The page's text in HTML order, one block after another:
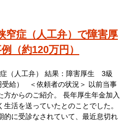
窄症（人工弁）で障害厚
（約120万円）
（人工弁） 結果：障害厚生 3級
受給） ＜依頼者の状況＞ 以前当事
からのご紹介。 長年厚生年金加入
活を送っていたとのことでした。
的に受診なされていて、最近息切れ